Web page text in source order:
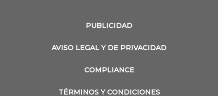
PUBLICIDAD
AVISO LEGAL Y DE PRIVACIDAD
COMPLIANCE
TÉRMINOS Y CONDICIONES